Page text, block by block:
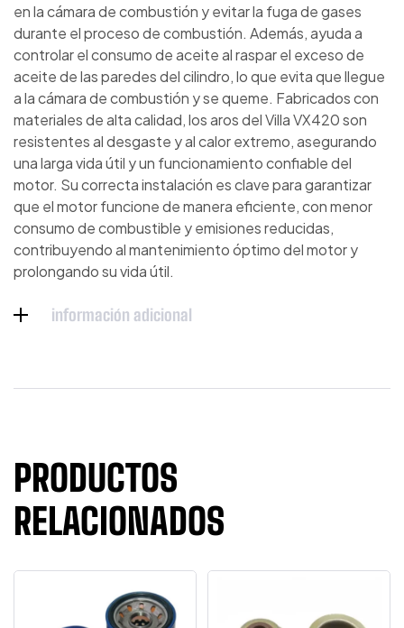
en la cámara de combustión y evitar la fuga de gases
durante el proceso de combustión. Además, ayuda a
controlar el consumo de aceite al raspar el exceso de
aceite de las paredes del cilindro, lo que evita que llegue
a la cámara de combustión y se queme. Fabricados con
materiales de alta calidad, los aros del Villa VX420 son
resistentes al desgaste y al calor extremo, asegurando
una larga vida útil y un funcionamiento confiable del
motor. Su correcta instalación es clave para garantizar
que el motor funcione de manera eficiente, con menor
consumo de combustible y emisiones reducidas,
contribuyendo al mantenimiento óptimo del motor y
prolongando su vida útil.
información adicional
PRODUCTOS
RELACIONADOS